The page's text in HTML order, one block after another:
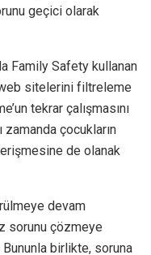
geçici olarak
Family Safety kullanan
sitelerini filtreleme
tekrar çalışmasını
çocukların
de olanak
devam
sorunu çözmeye
birlikte, soruna